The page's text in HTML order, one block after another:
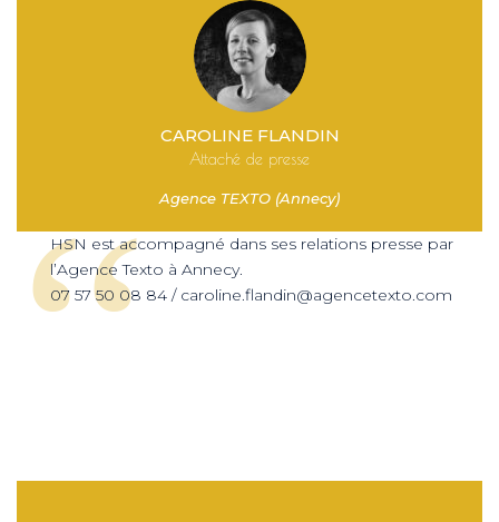
CAROLINE FLANDIN
Attaché de presse
Agence TEXTO (Annecy)
‘‘
HSN est accompagné dans ses relations presse par
l’Agence Texto à Annecy.
07 57 50 08 84 / caroline.flandin@agencetexto.com